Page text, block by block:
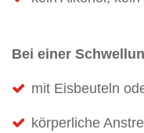
Bei einer
mit Eisbeuteln
körperliche